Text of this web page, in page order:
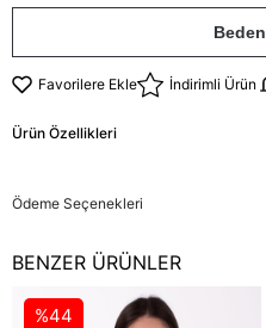
Favorilere Ekle İndirimli Ürün
Ürün Özellikleri
Ödeme Seçenekleri
BENZER ÜRÜNLER
%44